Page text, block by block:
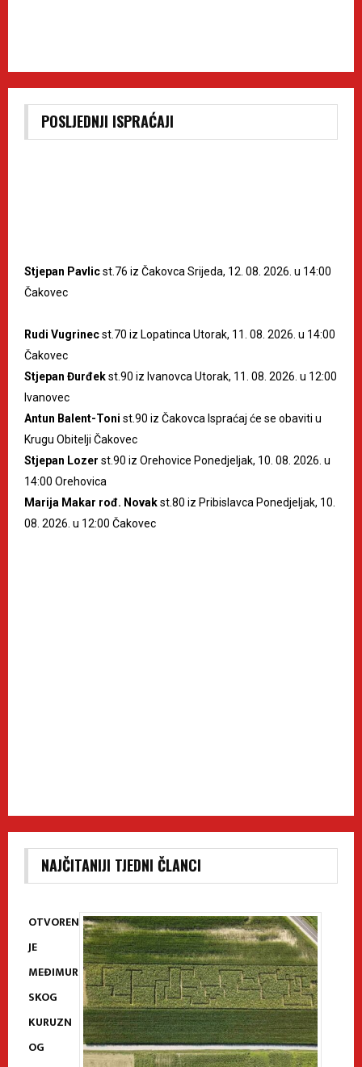
POSLJEDNJI ISPRAĆAJI
Stjepan Pavlicst.76 iz Čakovca Srijeda, 12. 08. 2026. u 14:00
Čakovec
Rudi Vugrinecst.70 iz Lopatinca Utorak, 11. 08. 2026. u 14:00
Čakovec
Stjepan Đurđekst.90 iz Ivanovca Utorak, 11. 08. 2026. u 12:00
Ivanovec
Antun Balent-Toni st.90 iz Čakovca Ispraćaj će se obaviti u
Krugu Obitelji Čakovec
Stjepan Lozer st.90 iz Orehovice Ponedjeljak, 10. 08. 2026. u
14:00 Orehovica
Marija Makar rođ. Novakst.80 iz Pribislavca Ponedjeljak, 10.
08. 2026. u 12:00 Čakovec
NAJČITANIJI TJEDNI ČLANCI
OTVOREN
JE
MEĐIMUR
SKOG
KURUZN
OG